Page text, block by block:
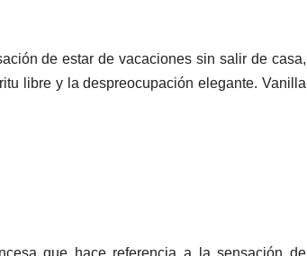
de estar de vacaciones sin salir de casa,
libre y la despreocupación elegante. Vanilla